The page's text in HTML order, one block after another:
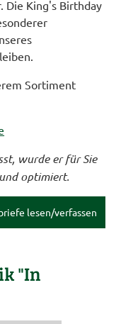
Die King's Birthday
Sortiment
wurde er für Sie
optimiert.
lesen/verfassen
"In